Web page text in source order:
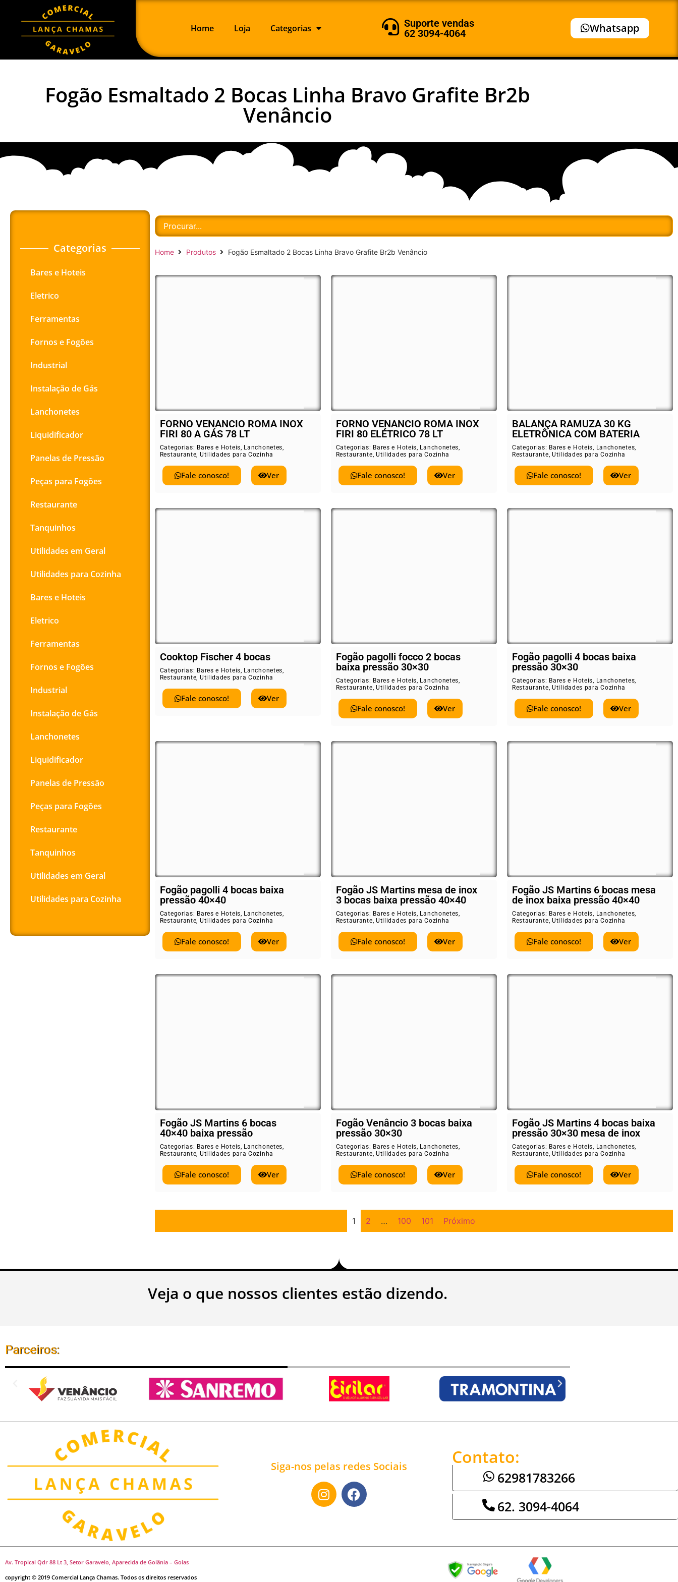
Home Loja Categorias
Suporte vendas
62 3094-4064
Whatsapp
Fogão Esmaltado 2 Bocas Linha Bravo Grafite Br2b
Venâncio
Categorias
Bares e Hoteis
Eletrico
Ferramentas
Fornos e Fogões
Industrial
Instalação de Gás
Lanchonetes
Liquidificador
Panelas de Pressão
Peças para Fogões
Restaurante
Tanquinhos
Utilidades em Geral
Utilidades para Cozinha
Bares e Hoteis
Eletrico
Ferramentas
Fornos e Fogões
Industrial
Instalação de Gás
Lanchonetes
Liquidificador
Panelas de Pressão
Peças para Fogões
Restaurante
Tanquinhos
Utilidades em Geral
Utilidades para Cozinha
Home Produtos Fogão Esmaltado 2 Bocas Linha Bravo Grafite Br2b Venâncio
FORNO VENANCIO ROMA INOX
FIRI 80 A GÁS 78 LT
Categorias: Bares e Hoteis, Lanchonetes,
Restaurante, Utilidades para Cozinha
Fale conosco! Ver
FORNO VENANCIO ROMA INOX
FIRI 80 ELÉTRICO 78 LT
Categorias: Bares e Hoteis, Lanchonetes,
Restaurante, Utilidades para Cozinha
Fale conosco! Ver
BALANÇA RAMUZA 30 KG
ELETRÔNICA COM BATERIA
Categorias: Bares e Hoteis, Lanchonetes,
Restaurante, Utilidades para Cozinha
Fale conosco! Ver
Cooktop Fischer 4 bocas
Categorias: Bares e Hoteis, Lanchonetes,
Restaurante, Utilidades para Cozinha
Fale conosco! Ver
Fogão pagolli focco 2 bocas
baixa pressão 30×30
Categorias: Bares e Hoteis, Lanchonetes,
Restaurante, Utilidades para Cozinha
Fale conosco! Ver
Fogão pagolli 4 bocas baixa
pressão 30×30
Categorias: Bares e Hoteis, Lanchonetes,
Restaurante, Utilidades para Cozinha
Fale conosco! Ver
Fogão pagolli 4 bocas baixa
pressão 40×40
Categorias: Bares e Hoteis, Lanchonetes,
Restaurante, Utilidades para Cozinha
Fale conosco! Ver
Fogão JS Martins mesa de inox
3 bocas baixa pressão 40×40
Categorias: Bares e Hoteis, Lanchonetes,
Restaurante, Utilidades para Cozinha
Fale conosco! Ver
Fogão JS Martins 6 bocas mesa
de inox baixa pressão 40×40
Categorias: Bares e Hoteis, Lanchonetes,
Restaurante, Utilidades para Cozinha
Fale conosco! Ver
Fogão JS Martins 6 bocas
40×40 baixa pressão
Categorias: Bares e Hoteis, Lanchonetes,
Restaurante, Utilidades para Cozinha
Fale conosco! Ver
Fogão Venâncio 3 bocas baixa
pressão 30×30
Categorias: Bares e Hoteis, Lanchonetes,
Restaurante, Utilidades para Cozinha
Fale conosco! Ver
Fogão JS Martins 4 bocas baixa
pressão 30×30 mesa de inox
Categorias: Bares e Hoteis, Lanchonetes,
Restaurante, Utilidades para Cozinha
Fale conosco! Ver
1 2 … 100 101 Próximo
Veja o que nossos clientes estão dizendo.
Parceiros:
Siga-nos pelas redes Sociais Contato:
62981783266
62. 3094-4064
Av. Tropical Qdr 88 Lt 3, Setor Garavelo, Aparecida de Goiânia – Goias
copyright © 2019 Comercial Lança Chamas. Todos os direitos reservados